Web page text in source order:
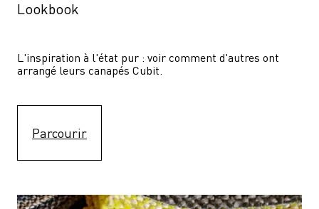
Lookbook
L'inspiration à l'état pur : voir comment d'autres ont
arrangé leurs canapés Cubit.
Parcourir